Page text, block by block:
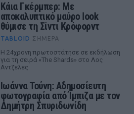
Κάια Γκέρμπερ: Με
αποκαλυπτικό μαύρο look
θύμισε τη Σίντι Κρόφορντ
TABLOID ΣΉΜΕΡΑ
Η 24χρονη πρωτοστάτησε σε εκδήλωση
για τη σειρά «The Shards» στο Λος
Αντζελες
Ιωάννα Τούνη: Αδημοσίευτη
φωτογραφία από Ίμπιζα με τον
Δημήτρη Σπυριδωνίδη